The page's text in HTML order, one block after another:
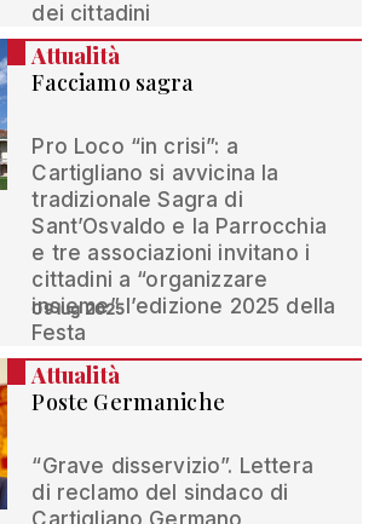
dei cittadini
Attualità
Facciamo sagra
Pro Loco “in crisi”: a
Cartigliano si avvicina la
tradizionale Sagra di
Sant’Osvaldo e la Parrocchia
e tre associazioni invitano i
cittadini a “organizzare
insieme” l’edizione 2025 della
Festa
09 lug 2025
Attualità
Poste Germaniche
“Grave disservizio”. Lettera
di reclamo del sindaco di
Cartigliano Germano